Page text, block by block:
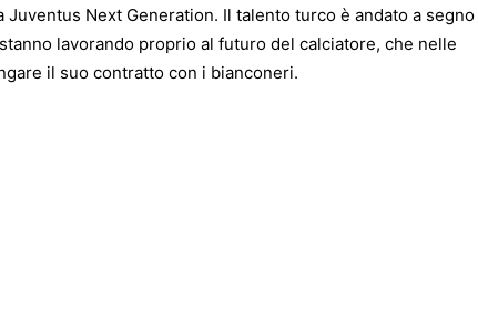
Next Generation. Il talento turco è andato a segno
lavorando proprio al futuro del calciatore, che nelle
il suo contratto con i bianconeri.